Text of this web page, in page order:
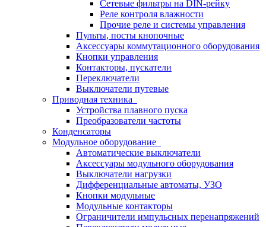
Сетевые фильтры на DIN-рейку
Реле контроля влажности
Прочие реле и системы управления
Пульты, посты кнопочные
Аксессуары коммутационного оборудования
Кнопки управления
Контакторы, пускатели
Переключатели
Выключатели путевые
Приводная техника
Устройства плавного пуска
Преобразователи частоты
Конденсаторы
Модульное оборудование
Автоматические выключатели
Аксессуары модульного оборудования
Выключатели нагрузки
Дифференциальные автоматы, УЗО
Кнопки модульные
Модульные контакторы
Ограничители импульсных перенапряжений